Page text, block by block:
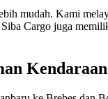
mudah. Kami
Cargo juga
Kendaraan